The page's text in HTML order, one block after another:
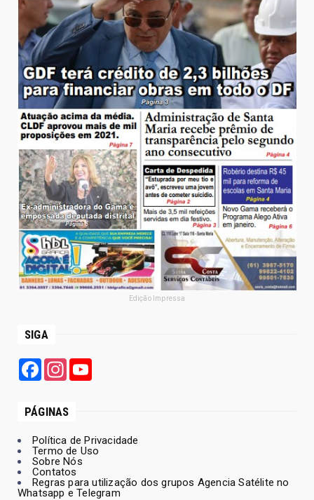
Edição Impressa
SIGA
FacebookInstagram
PÁGINAS
Política de Privacidade
Termo de Uso
Sobre Nós
Contatos
Regras para utilização dos grupos Agencia Satélite no
Whatsapp e Telegram